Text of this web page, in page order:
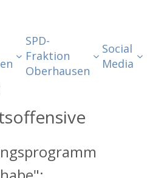
SPD-
Fraktion
Oberhausen
Social
Media